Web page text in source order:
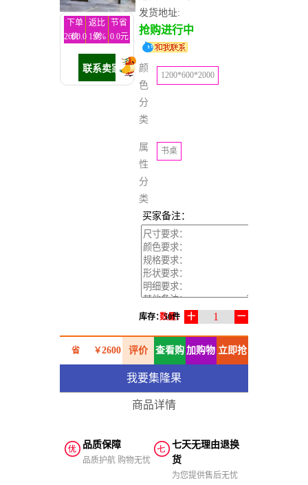
下单
价
2600.0
返比
例
1.0%
节省
0.0元
发货地址:
抢购进行中
颜
色
分
类
1200*600*2000
属
性
分
类
书桌
买家备注：
一
1
十
数量：
库存：50件
立即抢
加购物
查看购
物车
评价
￥2600
省
我要集隆果
商品详情
品质保障
品质护航 购物无忧
七天无理由退换
货
为您提供售后无忧